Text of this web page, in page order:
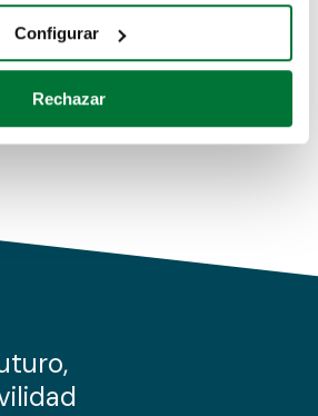
analizándolo activamente
específicas (huellas
sobre cómo se procesan sus
que haga del sitio web con
redes sociales, publicidad y análisis
Configurar
Rechazar